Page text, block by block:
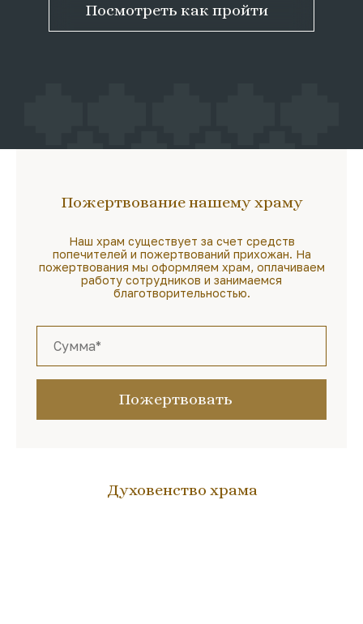
Посмотреть как пройти
Пожертвование нашему храму
Наш храм существует за счет средств
попечителей и пожертвований прихожан. На
пожертвования мы оформляем храм, оплачиваем
работу сотрудников и занимаемся
благотворительностью.
Пожертвовать
Духовенство храма